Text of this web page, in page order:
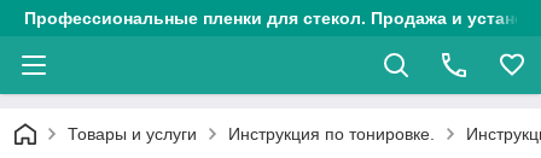
Профессиональные пленки для стекол. Продажа и
Товары и услуги Инструкция по тонировке.